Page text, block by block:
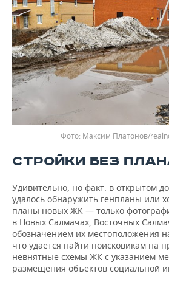
Максим Платонов/
СТРОЙКИ БЕЗ
Удивительно, но факт: в открытом
удалось обнаружить генпланы или
планы новых ЖК — только
в Новых Салмачах, Восточных
обозначением их местоположения
что удается найти поисковикам на
невнятные схемы ЖК с указанием
размещения объектов социальной